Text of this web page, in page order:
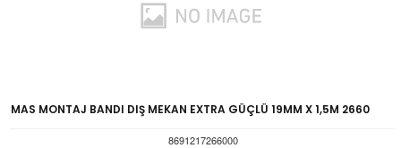
MAS MONTAJ BANDI DIŞ MEKAN EXTRA GÜÇLÜ 19MM X 1,5M 2660
8691217266000